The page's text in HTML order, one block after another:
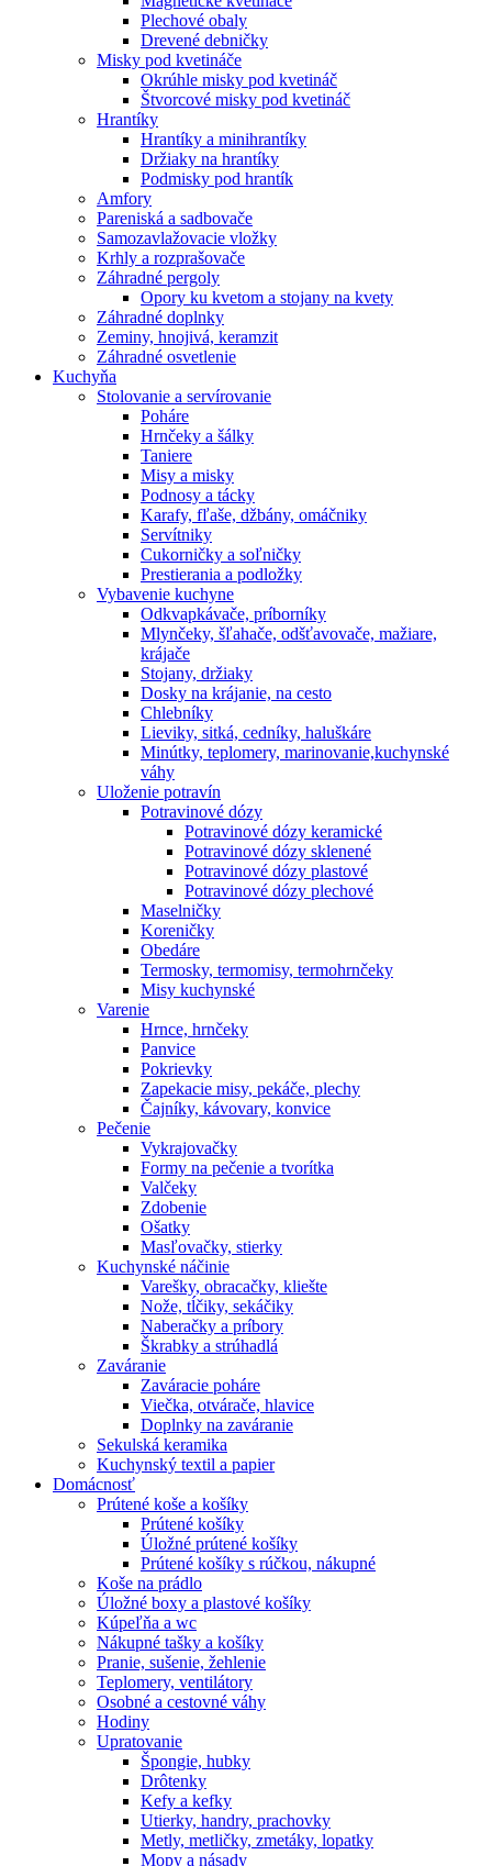
Plechové obaly
Drevené debničky
Misky pod kvetináče
Okrúhle misky pod kvetináč
Štvorcové misky pod kvetináč
Hrantíky
Hrantíky a minihrantíky
Držiaky na hrantíky
Podmisky pod hrantík
Amfory
Pareniská a sadbovače
Samozavlažovacie vložky
Krhly a rozprašovače
Záhradné pergoly
Opory ku kvetom a stojany na kvety
Záhradné doplnky
Zeminy, hnojivá, keramzit
Záhradné osvetlenie
Kuchyňa
Stolovanie a servírovanie
Poháre
Hrnčeky a šálky
Taniere
Misy a misky
Podnosy a tácky
Karafy, fľaše, džbány, omáčniky
Servítniky
Cukorničky a soľničky
Prestierania a podložky
Vybavenie kuchyne
Odkvapkávače, príborníky
Mlynčeky, šľahače, odšťavovače, mažiare,
krájače
Stojany, držiaky
Dosky na krájanie, na cesto
Chlebníky
Lieviky, sitká, cedníky, haluškáre
Minútky, teplomery, marinovanie,kuchynské
váhy
Uloženie potravín
Potravinové dózy
Potravinové dózy keramické
Potravinové dózy sklenené
Potravinové dózy plastové
Potravinové dózy plechové
Maselničky
Koreničky
Obedáre
Termosky, termomisy, termohrnčeky
Misy kuchynské
Varenie
Hrnce, hrnčeky
Panvice
Pokrievky
Zapekacie misy, pekáče, plechy
Čajníky, kávovary, konvice
Pečenie
Vykrajovačky
Formy na pečenie a tvorítka
Valčeky
Zdobenie
Ošatky
Masľovačky, stierky
Kuchynské náčinie
Varešky, obracačky, kliešte
Nože, tĺčiky, sekáčiky
Naberačky a príbory
Škrabky a strúhadlá
Zaváranie
Zaváracie poháre
Viečka, otvárače, hlavice
Doplnky na zaváranie
Sekulská keramika
Kuchynský textil a papier
Domácnosť
Prútené koše a košíky
Prútené košíky
Úložné prútené košíky
Prútené košíky s rúčkou, nákupné
Koše na prádlo
Úložné boxy a plastové košíky
Kúpeľňa a wc
Nákupné tašky a košíky
Pranie, sušenie, žehlenie
Teplomery, ventilátory
Osobné a cestovné váhy
Hodiny
Upratovanie
Špongie, hubky
Drôtenky
Kefy a kefky
Utierky, handry, prachovky
Metly, metličky, zmetáky, lopatky
Mopy a násady